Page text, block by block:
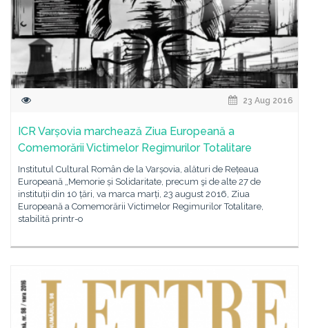
23 Aug 2016
ICR Varșovia marchează Ziua Europeană a
Comemorării Victimelor Regimurilor Totalitare
Institutul Cultural Român de la Varșovia, alături de Rețeaua
Europeană „Memorie și Solidaritate, precum şi de alte 27 de
instituții din 10 țări, va marca marți, 23 august 2016, Ziua
Europeană a Comemorării Victimelor Regimurilor Totalitare,
stabilită printr-o